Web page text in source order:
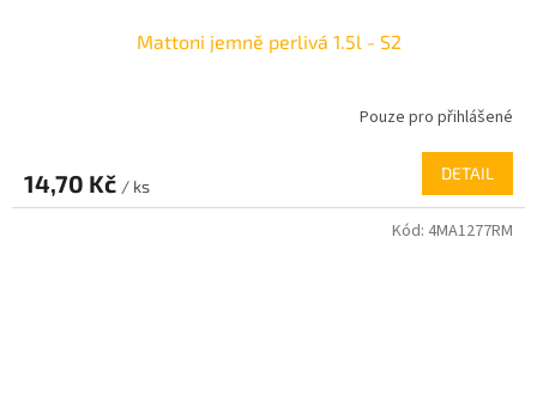
Mattoni jemně perlivá 1.5l - S2
Pouze pro přihlášené
14,70 Kč / ks
DETAIL
Kód: 4MA1277RM